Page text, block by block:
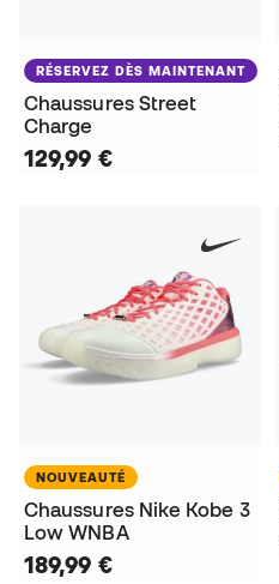
RÉSERVEZ DÈS MAINTENANT
Chaussures Street
Charge
129,99 €
NOUVEAUTÉ
Chaussures Nike Kobe 3
Low WNBA
189,99 €